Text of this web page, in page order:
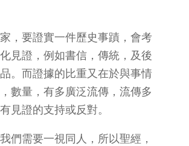
，要證實一件歷史事蹟，會考
見證，例如書信，傳統，及後
。而證據的比重又在於與事情
數量，有多廣泛流傳，流傳多
見證的支持或反對。
們需要一視同人，所以聖經，